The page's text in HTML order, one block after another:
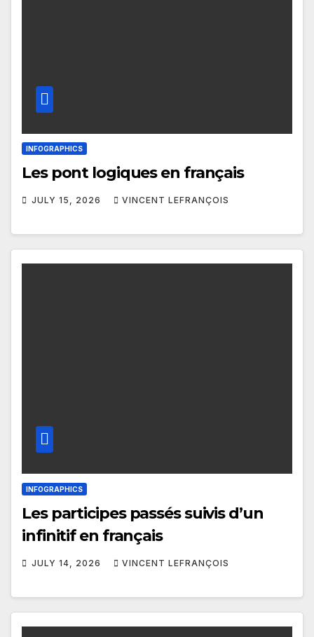
INFOGRAPHICS
Les pont logiques en français
JULY 15, 2026 VINCENT LEFRANÇOIS
INFOGRAPHICS
Les participes passés suivis d’un
infinitif en français
JULY 14, 2026 VINCENT LEFRANÇOIS